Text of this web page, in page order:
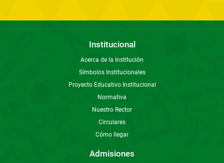
Institucional
Acerca de la Institución
Símbolos Institucionales
Proyecto Educativo Institucional
Normativa
Nuestro Rector
Circulares
Cómo llegar
Admisiones